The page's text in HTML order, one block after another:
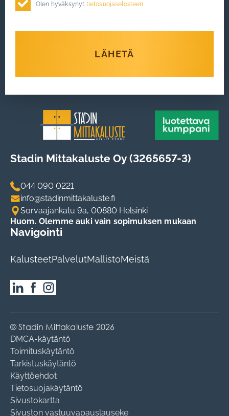
Olen hyväksynyt tietosuojaselosteen
LÄHETÄ
Navigointi
KalusteetPalvelutMallistoMeistä
Stadin Mittakaluste Oy (3265657-3)
044 090 0221
info@stadinmittakaluste.fi
Sorvaajankatu 9a, 00880 Helsinki
Huom. Olemme auki vain sopimuksen mukaan
© Stadin Mittakaluste 2026
DMCA-käytäntö
Toimituskäytäntö
Tarkistuskäytäntö
Käyttöehdot
Tietosuojakäytäntö
Sivustokartta
Sivuston vastuuvapauslauseke